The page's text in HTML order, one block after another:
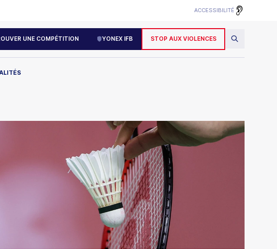
ACCESSIBILITÉ
UNE COMPÉTITION YONEX IFB STOP AUX VIOLENCES